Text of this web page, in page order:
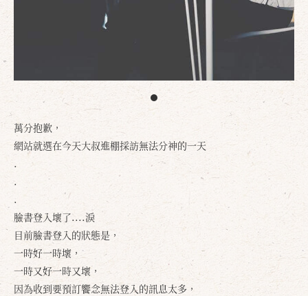
萬分抱歉，
網站就選在今天大叔進棚採訪無法分神的一天
.
.
.
臉書登入壞了....淚
目前臉書登入的狀態是，
一時好一時壞，
一時又好一時又壞，
因為收到要預訂饗念無法登入的訊息太多，